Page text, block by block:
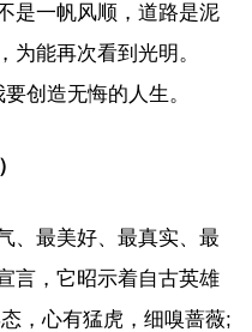
是一帆风顺，道路是泥
为能再次看到光明。
创造无悔的人生。
、最美好、最真实、最
言，它昭示着自古英雄
，心有猛虎，细嗅蔷薇;